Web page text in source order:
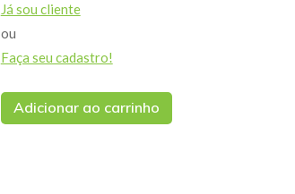
Já sou cliente
ou
Faça seu cadastro!
Adicionar ao carrinho